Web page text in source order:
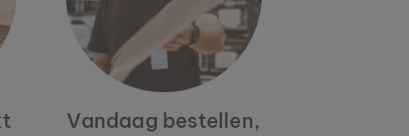
Vandaag bestellen,